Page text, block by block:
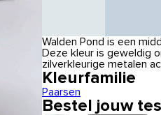
Walden Pond is een
Deze kleur is geweldig
zilverkleurige metalen
Kleurfamilie
Paarsen
Bestel jouw